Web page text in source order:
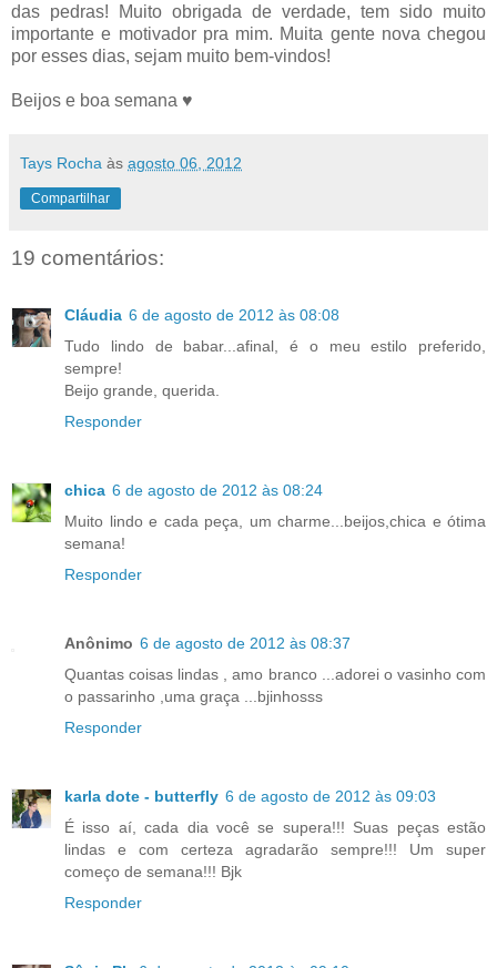
das pedras! Muito obrigada de verdade, tem sido muito
importante e motivador pra mim. Muita gente nova chegou
por esses dias, sejam muito bem-vindos!
Beijos e boa semana ♥
Tays Rocha às agosto 06, 2012
Compartilhar
19 comentários:
Cláudia 6 de agosto de 2012 às 08:08
Tudo lindo de babar...afinal, é o meu estilo preferido,
sempre!
Beijo grande, querida.
Responder
chica 6 de agosto de 2012 às 08:24
Muito lindo e cada peça, um charme...beijos,chica e ótima
semana!
Responder
Anônimo 6 de agosto de 2012 às 08:37
Quantas coisas lindas , amo branco ...adorei o vasinho com
o passarinho ,uma graça ...bjinhosss
Responder
karla dote - butterfly 6 de agosto de 2012 às 09:03
É isso aí, cada dia você se supera!!! Suas peças estão
lindas e com certeza agradarão sempre!!! Um super
começo de semana!!! Bjk
Responder